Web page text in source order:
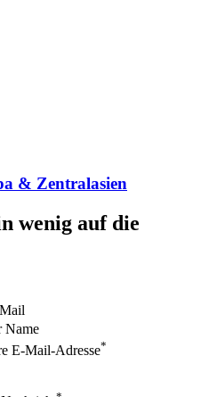
& Zentralasien
wenig auf die
Name
E-Mail-Adresse*